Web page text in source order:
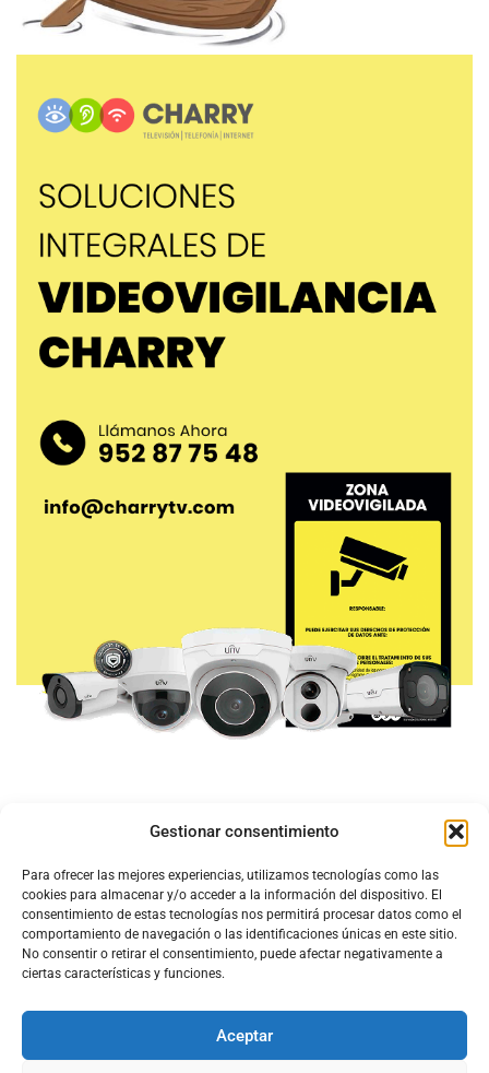
Gestionar consentimiento
Para ofrecer las mejores experiencias, utilizamos tecnologías como las
cookies para almacenar y/o acceder a la información del dispositivo. El
consentimiento de estas tecnologías nos permitirá procesar datos como el
comportamiento de navegación o las identificaciones únicas en este sitio.
No consentir o retirar el consentimiento, puede afectar negativamente a
ciertas características y funciones.
Aceptar